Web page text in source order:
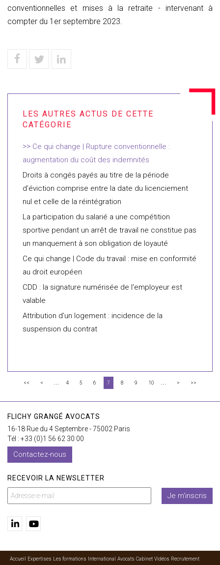
conventionnelles et mises à la retraite - intervenant à
compter du 1er septembre 2023.
Ce qui change | Rupture conventionnelle :
augmentation du coût des indemnités
Droits à congés payés au titre de la période
d’éviction comprise entre la date du licenciement
nul et celle de la réintégration
La participation du salarié a une compétition
sportive pendant un arrêt de travail ne constitue pas
un manquement à son obligation de loyauté
Ce qui change | Code du travail : mise en conformité
au droit européen
CDD : la signature numérisée de l'employeur est
valable
Attribution d’un logement : incidence de la
suspension du contrat
<< < ... 4 5 6 7 8 9 10 ... > >>
FLICHY GRANGÉ AVOCATS
16-18 Rue du 4 Septembre - 75002 Paris
Tél : +33 (0)1 56 62 30 00
Contactez-nous
RECEVOIR LA NEWSLETTER
Je m'inscris
Accueil Expertises Les formations International Avocats Cabinet Vidéos Recrutement